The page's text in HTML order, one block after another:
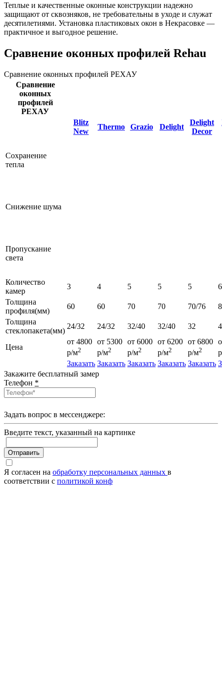
Теплые и качественные оконные конструкции надежно
защищают от сквозняков, не требовательны в уходе и служат
десятилетиями. Установка пластиковых окон в Некрасовке —
практичное и выгодное решение.
Сравнение оконных профилей Rehau
Сравнение оконных профилей РЕХАУ
Сравнение
оконных
профилей
РЕХАУ
Blitz
New
Thermo Grazio Delight
Delight
Decor
Сохранение
тепла
Снижение шума
Пропускание
света
Количество
камер
3 4 5 5 5
6
Толщина
профиля(мм)
60 60 70 70 70/76
Толщина
стеклопакета(мм)
24/32 24/32 32/40 32/40 32
Цена
от 4800
р/м2
от 5300
р/м2
от 6000
р/м2
от 6200
р/м2
от 6800
р/м2
Заказать Заказать Заказать Заказать Заказать
Закажите бесплатный замер
Телефон *
Задать вопрос в мессенджере:
Введите текcт, указанный на картинке
Отправить
Я согласен на обработку персональных данных в
соответствии с политикой конф